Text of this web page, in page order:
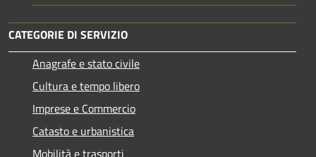
CATEGORIE DI SERVIZIO
Anagrafe e stato civile
Cultura e tempo libero
Imprese e Commercio
Catasto e urbanistica
Mobilità e trasporti